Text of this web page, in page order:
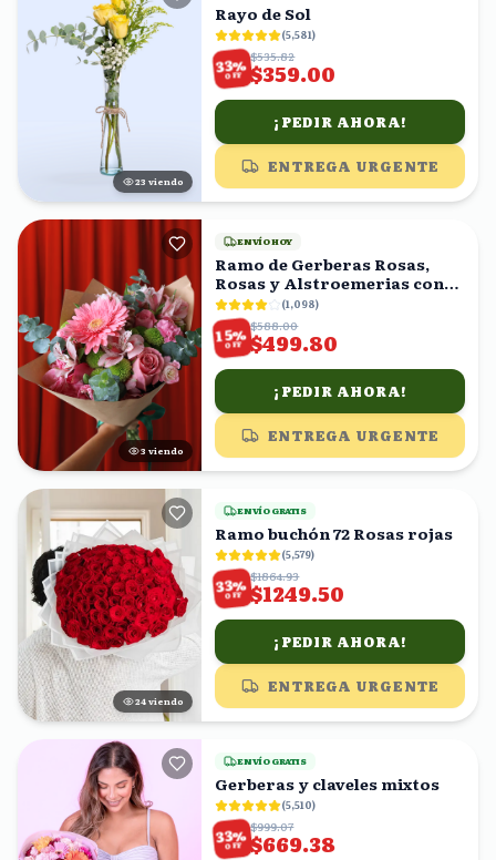
22 viendo
Rayo de Sol
(5,581)
33%
OFF
$535.82
$359.00
¡PEDIR AHORA!
ENTREGA URGENTE
4 viendo
ENVÍO HOY
Ramo de Gerberas Rosas,
Rosas y Alstroemerias con
Eucalipto
(1,098)
15%
OFF
$588.00
$499.80
¡PEDIR AHORA!
ENTREGA URGENTE
25 viendo
ENVÍO GRATIS
Ramo buchón 72 Rosas rojas
(5,579)
33%
OFF
$1864.93
$1249.50
¡PEDIR AHORA!
ENTREGA URGENTE
ENVÍO GRATIS
Gerberas y claveles mixtos
(5,510)
33%
OFF
$999.07
$669.38